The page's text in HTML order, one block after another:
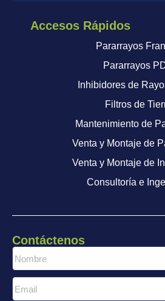
Accesos Rápidos
Pararrayos
Pararrayos
Inhibidores de
Filtros de
Mantenimiento de
Venta y Montaje de
Venta y Montaje de
Consultoría e
Contáctenos